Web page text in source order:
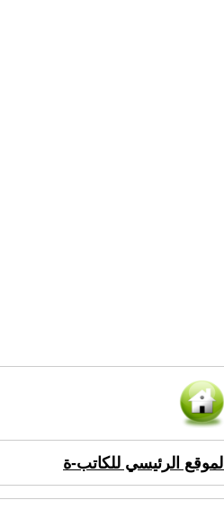
الموقع الرئيسي للكاتب-ة